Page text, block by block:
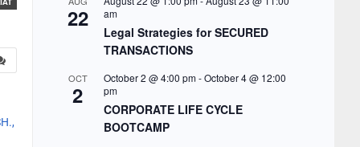
22
am
Legal Strategies for SECURED
TRANSACTIONS
OCT
2
October 2 @ 4:00 pm-October 4 @ 12:00
pm
CORPORATE LIFE CYCLE
BOOTCAMP